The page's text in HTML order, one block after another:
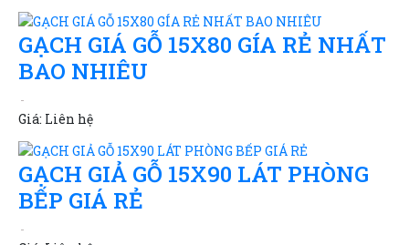
GẠCH GIÁ GỖ 15X80 GÍA RẺ NHẤT
BAO NHIÊU
Giá: Liên hệ
GẠCH GIẢ GỖ 15X90 LÁT PHÒNG
BẾP GIÁ RẺ